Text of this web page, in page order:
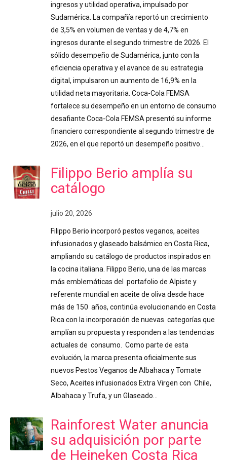
ingresos y utilidad operativa, impulsado por
Sudamérica. La compañía reportó un crecimiento
de 3,5% en volumen de ventas y de 4,7% en
ingresos durante el segundo trimestre de 2026. El
sólido desempeño de Sudamérica, junto con la
eficiencia operativa y el avance de su estrategia
digital, impulsaron un aumento de 16,9% en la
utilidad neta mayoritaria. Coca-Cola FEMSA
fortalece su desempeño en un entorno de consumo
desafiante Coca-Cola FEMSA presentó su informe
financiero correspondiente al segundo trimestre de
2026, en el que reportó un desempeño positivo…
Filippo Berio amplía su
catálogo
julio 20, 2026
Filippo Berio incorporó pestos veganos, aceites
infusionados y glaseado balsámico en Costa Rica,
ampliando su catálogo de productos inspirados en
la cocina italiana. Filippo Berio, una de las marcas
más emblemáticas del portafolio de Alpiste y
referente mundial en aceite de oliva desde hace
más de 150 años, continúa evolucionando en Costa
Rica con la incorporación de nuevas categorías que
amplían su propuesta y responden a las tendencias
actuales de consumo. Como parte de esta
evolución, la marca presenta oficialmente sus
nuevos Pestos Veganos de Albahaca y Tomate
Seco, Aceites infusionados Extra Virgen con Chile,
Albahaca y Trufa, y un Glaseado…
Rainforest Water anuncia
su adquisición por parte
de Heineken Costa Rica